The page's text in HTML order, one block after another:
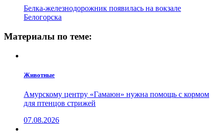
Белка-железнодорожник появилась на вокзале
Белогорска
Материалы по теме:
Животные
Амурскому центру «Гамаюн» нужна помощь с кормом
для птенцов стрижей
07.08.2026